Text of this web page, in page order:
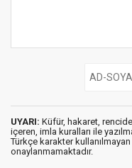
UYARI: Küfür, hakaret,
içeren, imla kuralları ile
Türkçe karakter
onaylanmamaktadır.